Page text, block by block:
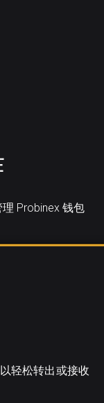
Probinex 钱包
轻松转出或接收